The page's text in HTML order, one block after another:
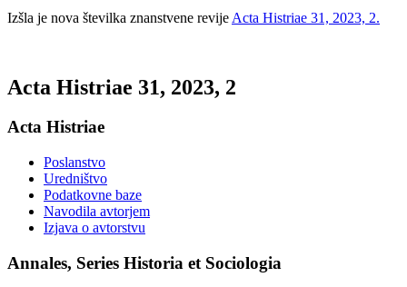
Izšla je nova številka znanstvene revije Acta Histriae 31, 2023, 2.
Acta Histriae 31, 2023, 2
Acta Histriae
Poslanstvo
Uredništvo
Podatkovne baze
Navodila avtorjem
Izjava o avtorstvu
Annales, Series Historia et Sociologia